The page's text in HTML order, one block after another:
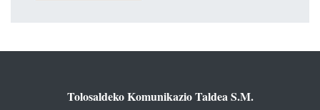
Tolosaldeko Komunikazio Taldea S.M.